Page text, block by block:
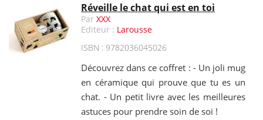
Réveille le chat qui est en toi
ParXXX
Editeur : Larousse
ISBN : 9782036045026
Découvrez dans ce coffret : - Un joli mug
en céramique qui prouve que tu es un
chat. - Un petit livre avec les meilleures
astuces pour prendre soin de soi !